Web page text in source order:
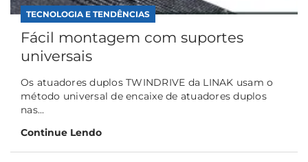
TECNOLOGIA E TENDÊNCIAS
Fácil montagem com suportes
universais
Os atuadores duplos TWINDRIVE da LINAK usam o
método universal de encaixe de atuadores duplos
nas...
Continue Lendo